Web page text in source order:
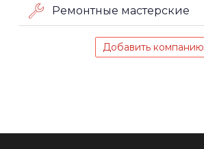
Ремонтные мастерские
Добавить компанию